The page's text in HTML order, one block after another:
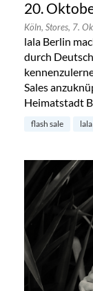
20.
Köln, Stores, 7.
lala Berlin
durch
Sales
Heimatstadt
flash sale